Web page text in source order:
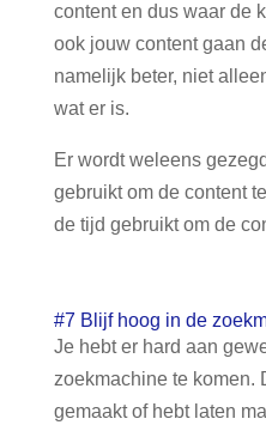
content en dus waar de
ook jouw content gaan
namelijk beter, niet
wat er is.
Er wordt weleens
gebruikt om de content
de tijd gebruikt om de
#7 Blijf hoog in de
Je hebt er hard aan
zoekmachine te komen.
gemaakt of hebt laten